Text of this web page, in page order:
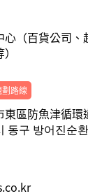
（百貨公司、
劃路線
東區防魚津循環
동구 방어진순